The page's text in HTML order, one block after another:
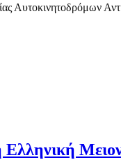
Αυτοκινητοδρόμων
Ελληνική